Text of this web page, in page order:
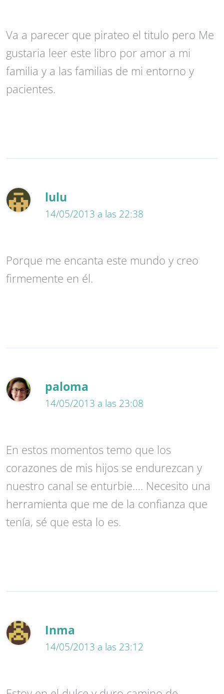
Va a parecer que pirateo el titulo pero Me
gustaria leer este libro por amor a mi
familia y a las familias de mi entorno y
pacientes.
lulu
14/05/2013 a las 22:38
Porque me encanta este mundo y creo
firmemente en él.
paloma
14/05/2013 a las 23:08
En estos momentos temo que los
corazones de mis hijos se endurezcan y
nuestro canal se enturbie…. Necesito una
herramienta que me de la confianza que
tenía, sé que esta lo es.
Inma
14/05/2013 a las 23:12